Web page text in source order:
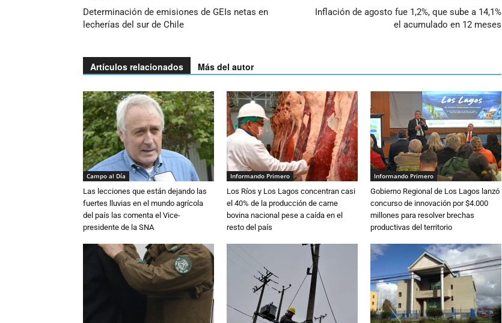
Determinación de emisiones de GEIs netas en
lecherías del sur de Chile
Inflación de agosto fue 1,2%, que sube a 14,1%
el acumulado en 12 meses
Artículos relacionados Más del autor
Campo al Día
Las lecciones que están dejando las
fuertes lluvias en el mundo agrícola
del país las comenta el Vice-
presidente de la SNA
Informando Primero
Los Ríos y Los Lagos concentran casi
el 40% de la producción de carne
bovina nacional pese a caída en el
resto del país
Informando Primero
Gobierno Regional de Los Lagos lanzó
concurso de innovación por $4.000
millones para resolver brechas
productivas del territorio